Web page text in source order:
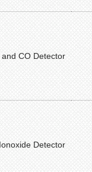
CO Detector
Detector